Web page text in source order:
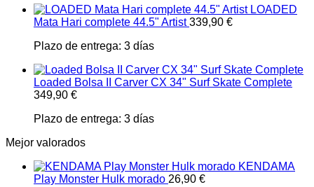
LOADED
Mata Hari complete 44.5" Artist 339,90 €
Plazo de entrega: 3 días
Loaded Bolsa II Carver CX 34" Surf Skate Complete
349,90 €
Plazo de entrega: 3 días
Mejor valorados
KENDAMA
Play Monster Hulk morado 26,90 €